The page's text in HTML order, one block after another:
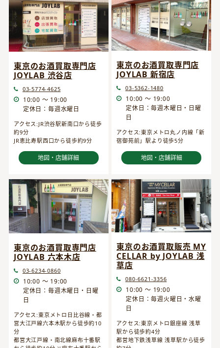
東京のお酒買取専門店
JOYLAB 渋谷店
03-5774-4625
10:00 ～ 19:00
定休日：毎週水曜日
アクセス:JR渋谷駅新南口から徒歩
約9分
JR恵比寿駅西口から徒歩約9分
地図・店舗詳細
東京のお酒買取専門店
JOYLAB 新宿店
03-5362-1480
10:00 ～ 19:00
定休日：毎週木曜日・日曜
日
アクセス:東京メトロ丸ノ内線「新
宿御苑前」駅より徒歩5分
地図・店舗詳細
東京のお酒買取専門店
JOYLAB 六本木店
03-6234-0860
10:00 ～ 19:00
定休日：毎週木曜日・日曜
日
アクセス:東京メトロ日比谷線・都
営大江戸線六本木駅から徒歩約10
分
都営大江戸線・南北線麻布十番駅
東京のお酒買取販売 MY
CELLAR by JOYLAB 浅
草店
080-6621-3356
10:00 ～ 19:00
定休日：毎週火曜日・水曜
日
アクセス:東京メトロ銀座線 浅草
駅から徒歩約4分
都営地下鉄浅草線 浅草駅から徒歩